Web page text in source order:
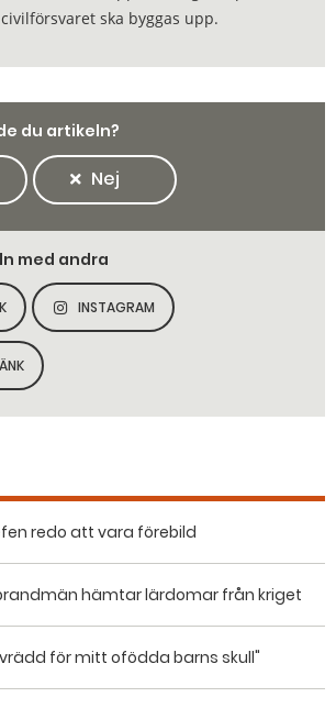
ska byggas upp.
du artikeln?
Nej
med andra
SIDAN PÅ DELA SIDAN PÅ
INSTAGRAM
SIDANS LÄNK
redo att vara förebild
hämtar lärdomar från kriget
för mitt ofödda barns skull"